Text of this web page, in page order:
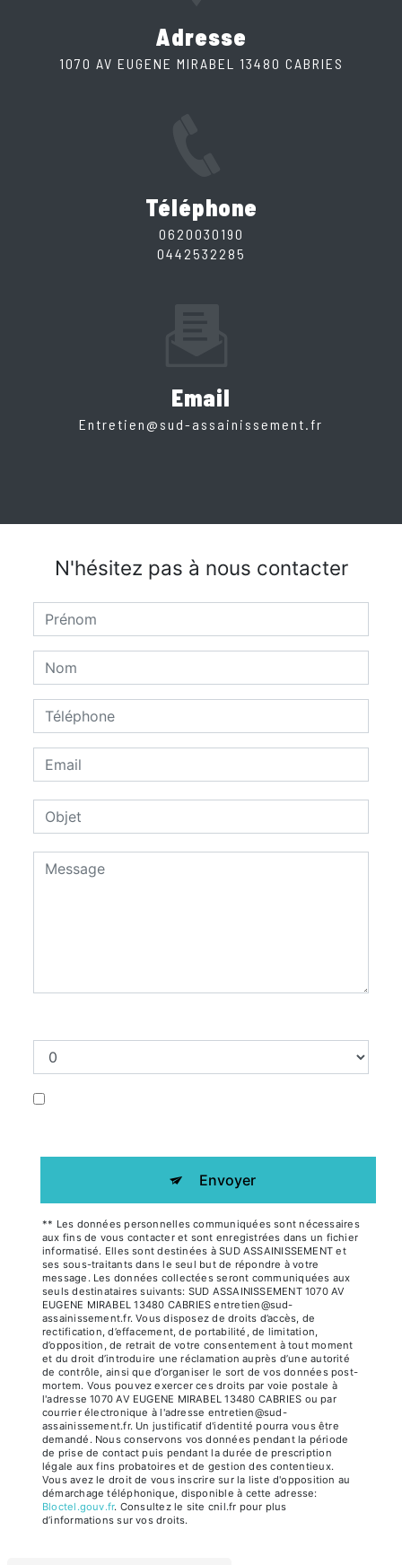
Adresse
1070 AV EUGENE MIRABEL 13480 CABRIES
Téléphone
0620030190
0442532285
Email
entretien@sud-assainissement.fr
N'hésitez pas à nous contacter
Envoyer
** Les données personnelles communiquées sont nécessaires
aux fins de vous contacter et sont enregistrées dans un fichier
informatisé. Elles sont destinées à SUD ASSAINISSEMENT et
ses sous-traitants dans le seul but de répondre à votre
message. Les données collectées seront communiquées aux
seuls destinataires suivants: SUD ASSAINISSEMENT 1070 AV
EUGENE MIRABEL 13480 CABRIES entretien@sud-
assainissement.fr. Vous disposez de droits d’accès, de
rectification, d’effacement, de portabilité, de limitation,
d’opposition, de retrait de votre consentement à tout moment
et du droit d’introduire une réclamation auprès d’une autorité
de contrôle, ainsi que d’organiser le sort de vos données post-
mortem. Vous pouvez exercer ces droits par voie postale à
l'adresse 1070 AV EUGENE MIRABEL 13480 CABRIES ou par
courrier électronique à l'adresse entretien@sud-
assainissement.fr. Un justificatif d'identité pourra vous être
demandé. Nous conservons vos données pendant la période
de prise de contact puis pendant la durée de prescription
légale aux fins probatoires et de gestion des contentieux.
Vous avez le droit de vous inscrire sur la liste d'opposition au
démarchage téléphonique, disponible à cette adresse:
Bloctel.gouv.fr. Consultez le site cnil.fr pour plus
d’informations sur vos droits.